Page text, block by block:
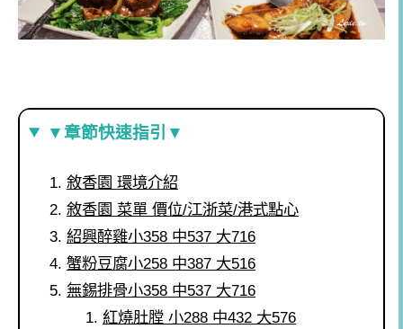
▼章節快速指引▼
敘香園 環境介紹
敘香園 菜單 價位/江浙菜/港式點心
紹興醉雞小358 中537 大716
蟹粉豆腐小258 中387 大516
無錫排骨小358 中537 大716
紅燒肚膛 小288 中432 大576